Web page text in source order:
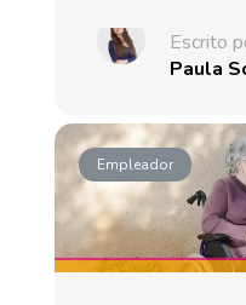
Escrito
Paula
Empleador